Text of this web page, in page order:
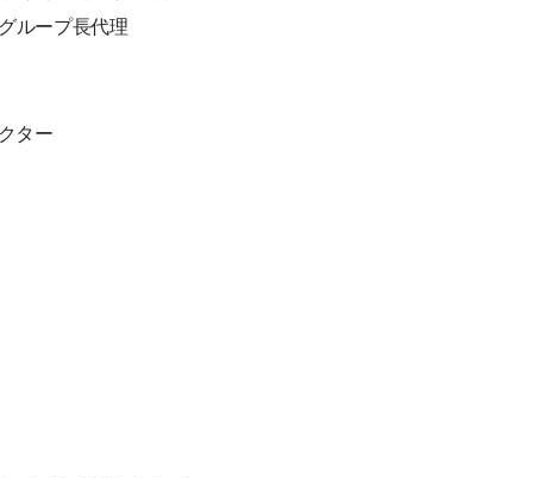
ループ長代理
ター